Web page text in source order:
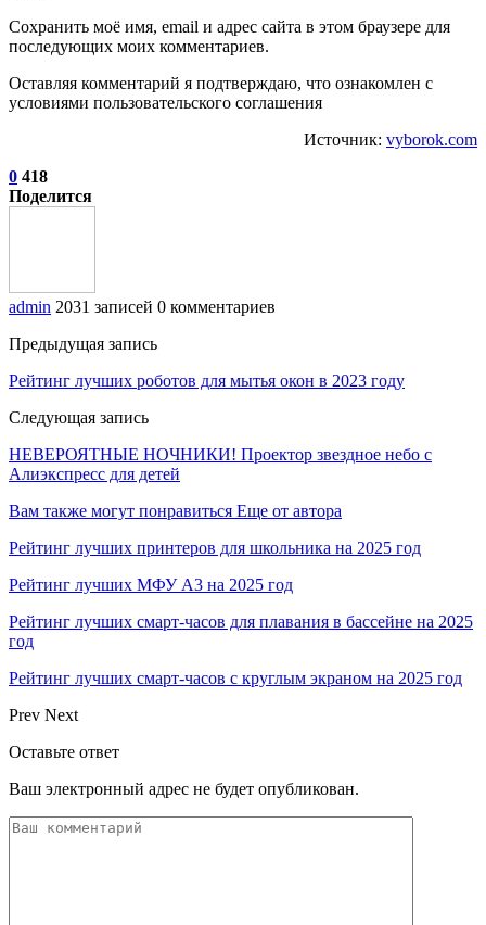
Сохранить моё имя, email и адрес сайта в этом браузере для
последующих моих комментариев.
Оставляя комментарий я подтверждаю, что ознакомлен с
условиями пользовательского соглашения
Источник: vyborok.com
0 418
Поделится
admin 2031 записей 0 комментариев
Предыдущая запись
Рейтинг лучших роботов для мытья окон в 2023 году
Следующая запись
НЕВЕРОЯТНЫЕ НОЧНИКИ! Проектор звездное небо с
Алиэкспресс для детей
Вам также могут понравиться Еще от автора
Рейтинг лучших принтеров для школьника на 2025 год
Рейтинг лучших МФУ А3 на 2025 год
Рейтинг лучших смарт-часов для плавания в бассейне на 2025
год
Рейтинг лучших смарт-часов с круглым экраном на 2025 год
Prev Next
Оставьте ответ
Ваш электронный адрес не будет опубликован.